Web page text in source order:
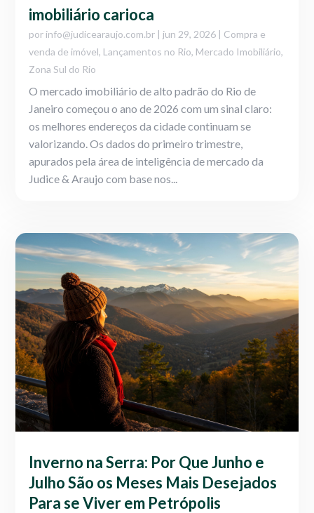
imobiliário carioca
por info@judicearaujo.com.br | jun 29, 2026 | Compra e
venda de imóvel, Lançamentos no Rio, Mercado Imobiliário,
Zona Sul do Rio
O mercado imobiliário de alto padrão do Rio de
Janeiro começou o ano de 2026 com um sinal claro:
os melhores endereços da cidade continuam se
valorizando. Os dados do primeiro trimestre,
apurados pela área de inteligência de mercado da
Judice & Araujo com base nos...
Inverno na Serra: Por Que Junho e
Julho São os Meses Mais Desejados
Para se Viver em Petrópolis